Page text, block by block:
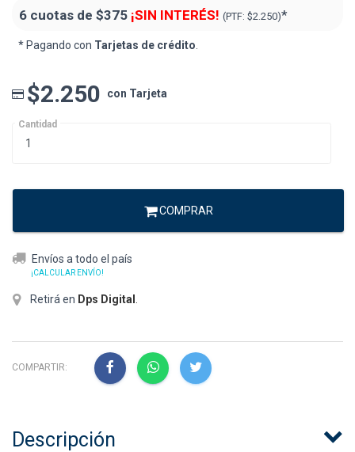
6 cuotas de $375 ¡SIN INTERÉS! (PTF: $2.250)*
* Pagando con Tarjetas de crédito
$2.250 con Tarjeta
Cantidad
COMPRAR
Envíos a todo el país
¡CALCULAR ENVÍO!
Retirá en Dps Digital
COMPARTIR:
Descripción